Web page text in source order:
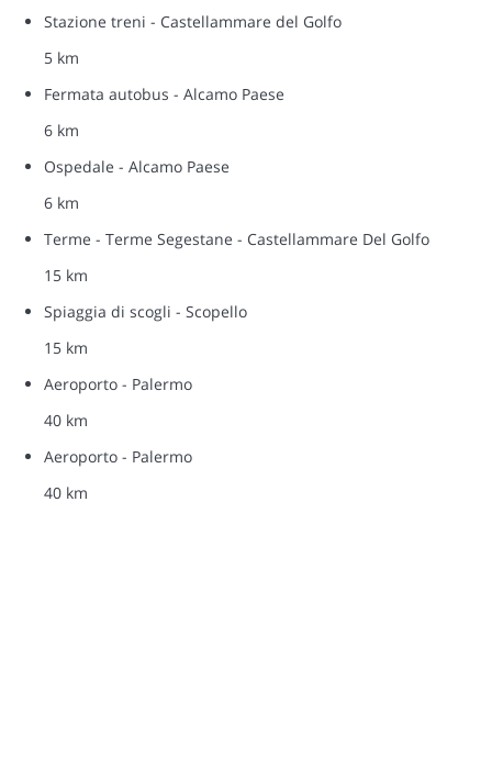
Stazione treni - Castellammare del Golfo
5 km
Fermata autobus - Alcamo Paese
6 km
Ospedale - Alcamo Paese
6 km
Terme - Terme Segestane - Castellammare Del Golfo
15 km
Spiaggia di scogli - Scopello
15 km
Aeroporto - Palermo
40 km
Aeroporto - Palermo
40 km